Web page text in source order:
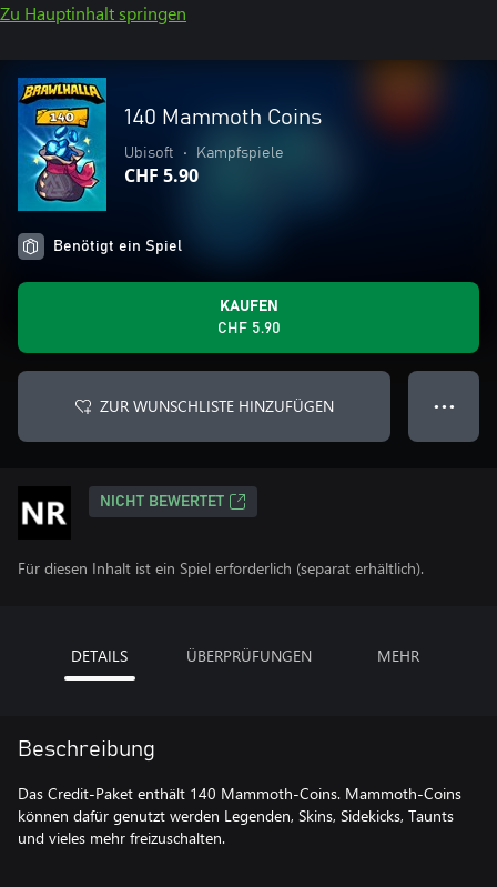
Zu Hauptinhalt springen
140 Mammoth Coins
Ubisoft • Kampfspiele
CHF 5.90
Benötigt ein Spiel
KAUFEN
CHF 5.90
ZUR WUNSCHLISTE HINZUFÜGEN ● ● ●
NICHT BEWERTET
Für diesen Inhalt ist ein Spiel erforderlich (separat erhältlich).
DETAILS ÜBERPRÜFUNGEN MEHR
Beschreibung
Das Credit-Paket enthält 140 Mammoth-Coins. Mammoth-Coins
können dafür genutzt werden Legenden, Skins, Sidekicks, Taunts
und vieles mehr freizuschalten.